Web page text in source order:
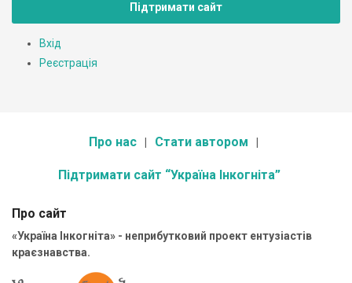
Підтримати сайт
Вхід
Реєстрація
Про нас Стати автором
Підтримати сайт “Україна Інкогніта”
Про сайт
«Україна Інкогніта» - неприбутковий проект ентузіастів
краєзнавства.